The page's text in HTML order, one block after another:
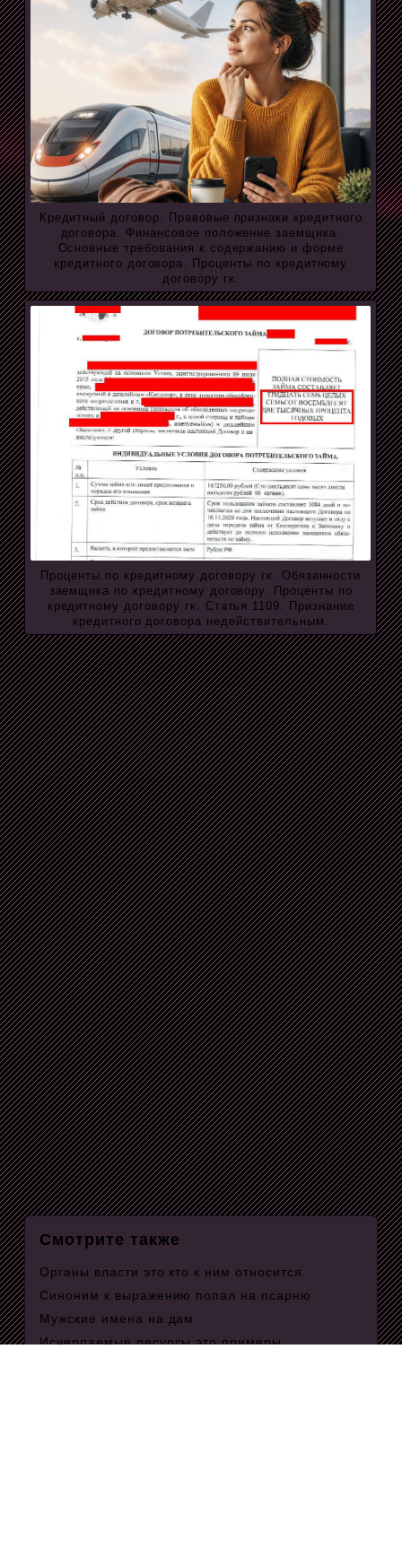
Кредитный договор. Правовые признаки кредитного
договора. Финансовое положение заемщика.
Основные требования к содержанию и форме
кредитного договора. Проценты по кредитному
договору гк.
Проценты по кредитному договору гк. Обязанности
заемщика по кредитному договору. Проценты по
кредитному договору гк. Статья 1109. Признание
кредитного договора недействительным.
Смотрите также
Органы власти это кто к ним относится
Синоним к выражению попал на псарню
Мужские имена на дам
Исчерпаемые ресурсы это примеры